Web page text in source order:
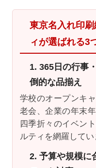
東京名入れ印
ィが選ばれる3
1. 365日の行事
倒的な品揃え
学校のオープンキ
老会、企業の年末
四季折々のイベン
ルティを網羅してい
2. 予算や規模に